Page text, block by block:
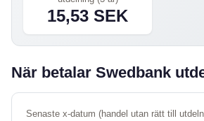
15,53 SEK
När betalar Swedbank
Senaste x-datum (handel utan rätt till